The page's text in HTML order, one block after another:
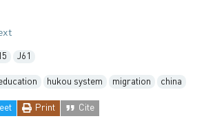
J61
hukou system migration
china
Print Cite